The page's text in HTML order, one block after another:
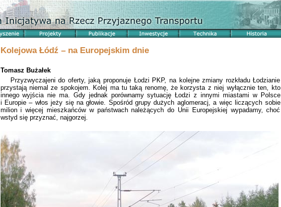
Kolejowa Łódź – na Europejskim dnie
Tomasz Bużałek
Przyzwyczajeni do oferty, jaką proponuje Łodzi PKP, na kolejne zmiany rozkładu Łodzianie
przystają niemal ze spokojem. Kolej ma tu taką renomę, że korzysta z niej wyłącznie ten, kto
innego wyjścia nie ma. Gdy jednak porównamy sytuację Łodzi z innymi miastami w Polsce
i Europie – włos jeży się na głowie. Spośród grupy dużych aglomeracj, a więc liczących sobie
milion i więcej mieszkańców w państwach należących do Unii Europejskiej wypadamy, choć
wstyd się przyznać, najgorzej.